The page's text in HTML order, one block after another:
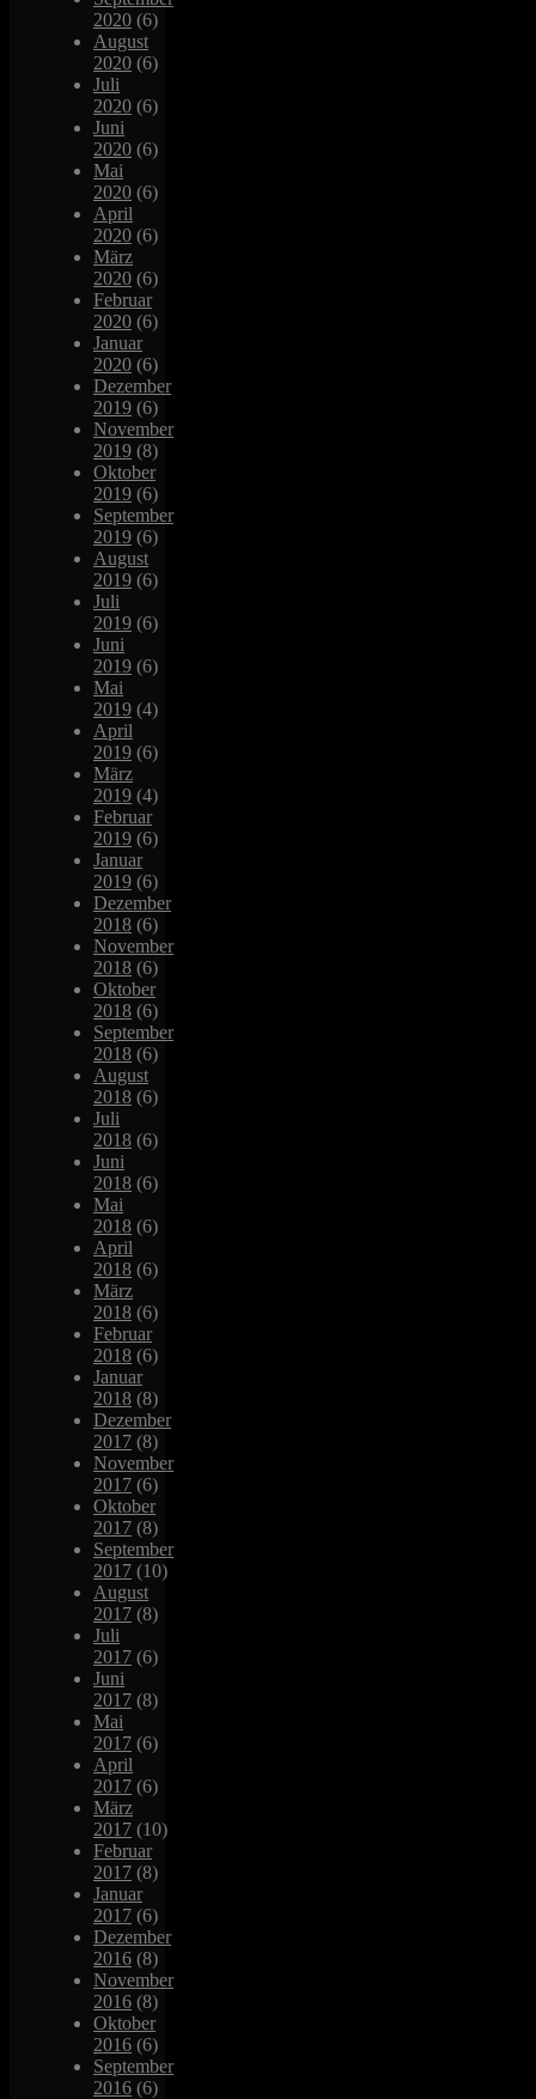
2020 (6)
August
2020 (6)
Juli
2020 (6)
Juni
2020 (6)
Mai
2020 (6)
April
2020 (6)
März
2020 (6)
Februar
2020 (6)
Januar
2020 (6)
Dezember
2019 (6)
November
2019 (8)
Oktober
2019 (6)
September
2019 (6)
August
2019 (6)
Juli
2019 (6)
Juni
2019 (6)
Mai
2019 (4)
April
2019 (6)
März
2019 (4)
Februar
2019 (6)
Januar
2019 (6)
Dezember
2018 (6)
November
2018 (6)
Oktober
2018 (6)
September
2018 (6)
August
2018 (6)
Juli
2018 (6)
Juni
2018 (6)
Mai
2018 (6)
April
2018 (6)
März
2018 (6)
Februar
2018 (6)
Januar
2018 (8)
Dezember
2017 (8)
November
2017 (6)
Oktober
2017 (8)
September
2017 (10)
August
2017 (8)
Juli
2017 (6)
Juni
2017 (8)
Mai
2017 (6)
April
2017 (6)
März
2017 (10)
Februar
2017 (8)
Januar
2017 (6)
Dezember
2016 (8)
November
2016 (8)
Oktober
2016 (6)
September
2016 (6)